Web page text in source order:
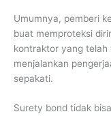
Umumnya, pemberi
buat memproteksi
kontraktor yang
menjalankan
sepakati.
Surety bond tidak